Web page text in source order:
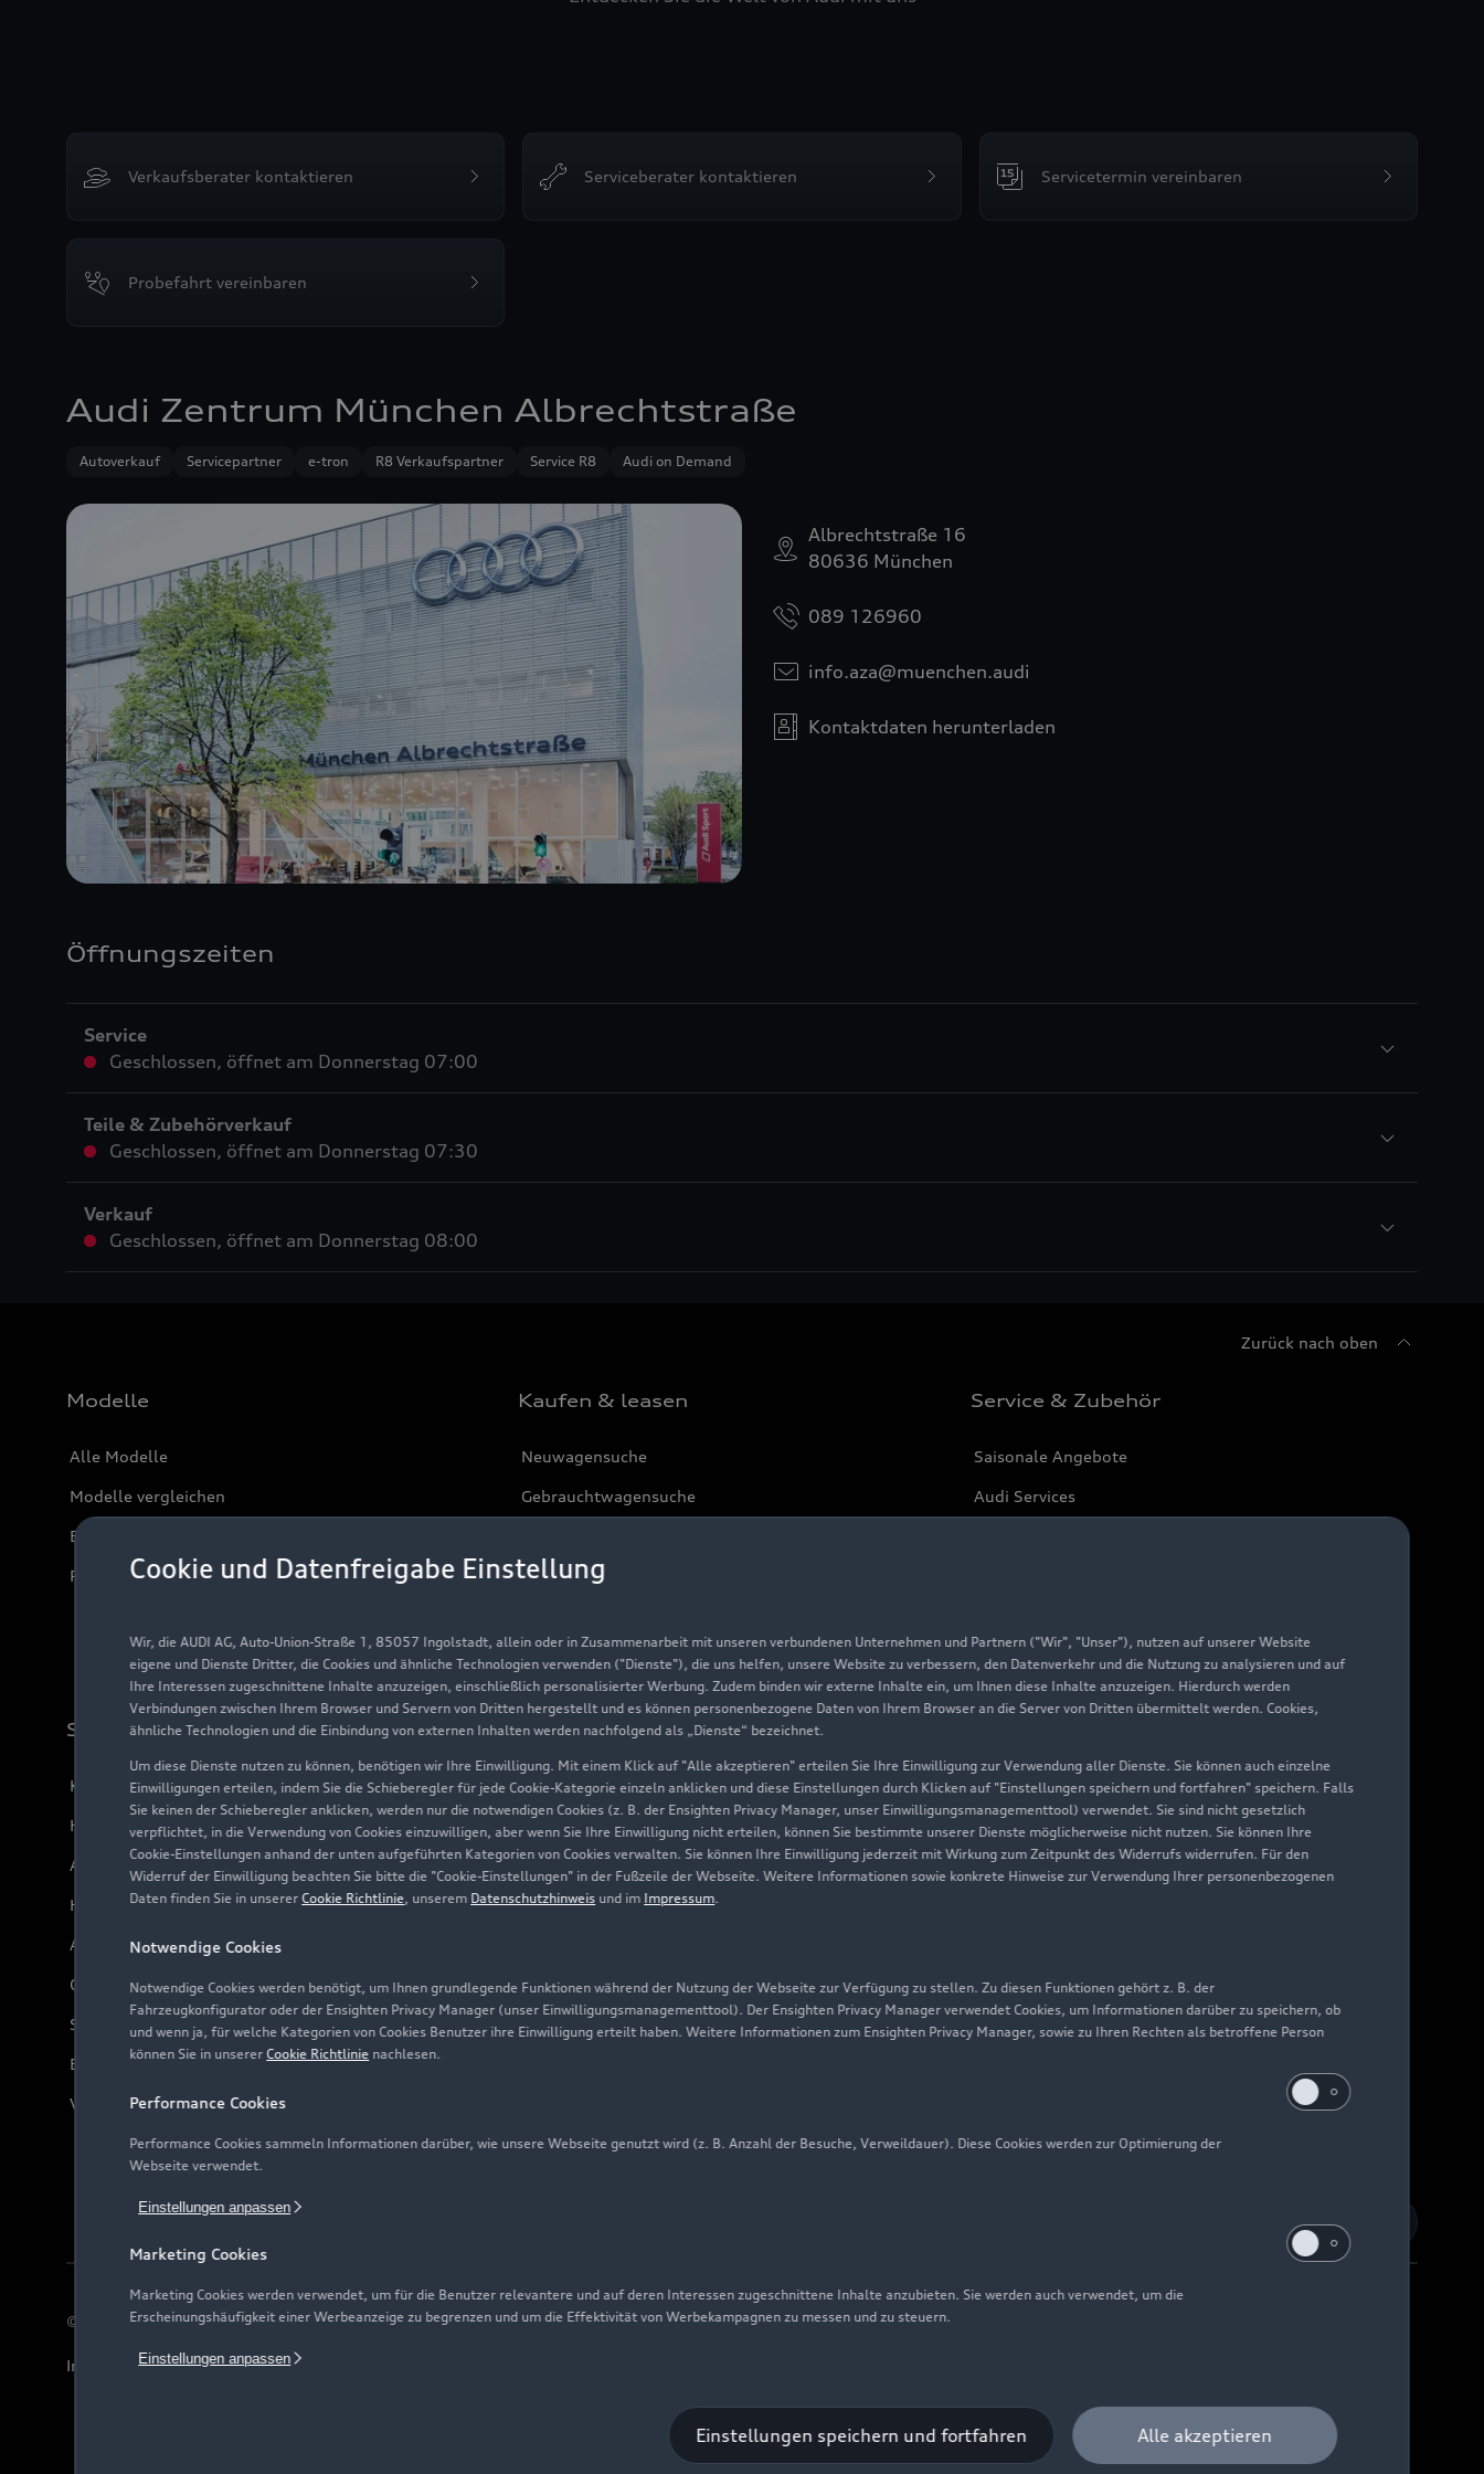
Cookie und Datenfreigabe Einstellung
Wir, die AUDI AG, Auto-Union-Straße 1, 85057 Ingolstadt, allein oder in Zusammenarbeit mit unseren verbundenen Unternehmen und Partnern ("Wir", "Unser"), nutzen auf unserer Website
eigene und Dienste Dritter, die Cookies und ähnliche Technologien verwenden ("Dienste"), die uns helfen, unsere Website zu verbessern, den Datenverkehr und die Nutzung zu analysieren und auf
Ihre Interessen zugeschnittene Inhalte anzuzeigen, einschließlich personalisierter Werbung. Zudem binden wir externe Inhalte ein, um Ihnen diese Inhalte anzuzeigen. Hierdurch werden
Verbindungen zwischen Ihrem Browser und Servern von Dritten hergestellt und es können personenbezogene Daten von Ihrem Browser an die Server von Dritten übermittelt werden. Cookies,
ähnliche Technologien und die Einbindung von externen Inhalten werden nachfolgend als „Dienste“ bezeichnet.
Um diese Dienste nutzen zu können, benötigen wir Ihre Einwilligung. Mit einem Klick auf "Alle akzeptieren" erteilen Sie Ihre Einwilligung zur Verwendung aller Dienste. Sie können auch einzelne
Einwilligungen erteilen, indem Sie die Schieberegler für jede Cookie-Kategorie einzeln anklicken und diese Einstellungen durch Klicken auf "Einstellungen speichern und fortfahren" speichern. Falls
Sie keinen der Schieberegler anklicken, werden nur die notwendigen Cookies (z. B. der Ensighten Privacy Manager, unser Einwilligungsmanagementtool) verwendet. Sie sind nicht gesetzlich
verpflichtet, in die Verwendung von Cookies einzuwilligen, aber wenn Sie Ihre Einwilligung nicht erteilen, können Sie bestimmte unserer Dienste möglicherweise nicht nutzen. Sie können Ihre
Cookie-Einstellungen anhand der unten aufgeführten Kategorien von Cookies verwalten. Sie können Ihre Einwilligung jederzeit mit Wirkung zum Zeitpunkt des Widerrufs widerrufen. Für den
Widerruf der Einwilligung beachten Sie bitte die "Cookie-Einstellungen" in der Fußzeile der Webseite. Weitere Informationen sowie konkrete Hinweise zur Verwendung Ihrer personenbezogenen
Daten finden Sie in unsererCookie Richtlinie, unserem Datenschutzhinweis und im Impressum.
Notwendige Cookies
Notwendige Cookies werden benötigt, um Ihnen grundlegende Funktionen während der Nutzung der Webseite zur Verfügung zu stellen. Zu diesen Funktionen gehört z. B. der
Fahrzeugkonfigurator oder der Ensighten Privacy Manager (unser Einwilligungsmanagementtool). Der Ensighten Privacy Manager verwendet Cookies, um Informationen darüber zu speichern, ob
und wenn ja, für welche Kategorien von Cookies Benutzer ihre Einwilligung erteilt haben. Weitere Informationen zum Ensighten Privacy Manager, sowie zu Ihren Rechten als betroffene Person
können Sie in unsererCookie Richtlinie nachlesen.
Performance Cookies
Performance Cookies sammeln Informationen darüber, wie unsere Webseite genutzt wird (z. B. Anzahl der Besuche, Verweildauer). Diese Cookies werden zur Optimierung der
Webseite verwendet.
Einstellungen anpassen
Marketing Cookies
Marketing Cookies werden verwendet, um für die Benutzer relevantere und auf deren Interessen zugeschnittene Inhalte anzubieten. Sie werden auch verwendet, um die
Erscheinungshäufigkeit einer Werbeanzeige zu begrenzen und um die Effektivität von Werbekampagnen zu messen und zu steuern.
Einstellungen anpassen
Alle akzeptieren
Einstellungen speichern und fortfahren
Verkaufsberater kontaktieren Serviceberater kontaktieren Servicetermin vereinbaren
Probefahrt vereinbaren
Audi Zentrum München Albrechtstraße
Autoverkauf Servicepartner e-tron R8 Verkaufspartner Service R8 Audi on Demand
Albrechtstraße 16
80636 München
089 126960
info.aza@muenchen.audi
Kontaktdaten herunterladen
Öffnungszeiten
Service
Geschlossen, öffnet am Donnerstag 07:00
Teile & Zubehörverkauf
Geschlossen, öffnet am Donnerstag 07:30
Verkauf
Geschlossen, öffnet am Donnerstag 08:00
Zurück nach oben
Modelle
Alle Modelle
Modelle vergleichen
Elektromodelle
Plug-in-Hybride
Kaufen & leasen
Neuwagensuche
Gebrauchtwagensuche
Finanzierung
Geschäftskunden
Service & Zubehör
Saisonale Angebote
Audi Services
Support
Kundenservice
Händlersuche
Audi Code
Häufige Fragen (FAQ)
Audi Online Beratung
Online-Terminvereinbarung
Servicekontakt
Bordbuch & Bedienungsanleitungen
Verträge kündigen
Über Audi
Unternehmen
Karriere
Investor Relations
Presse & Media Center
Audi erleben
Newsletter
© 2026 AUDI AG. Alle Rechte vorbehalten
Impressum Rechtliches Hinweisgebersystem